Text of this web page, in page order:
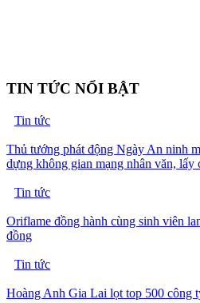
TIN TỨC NỔI BẬT
Tin tức
Thủ tướng phát động Ngày An ninh
dựng không gian mạng nhân văn, lấy
Tin tức
Oriflame đồng hành cùng sinh viên
đồng
Tin tức
Hoàng Anh Gia Lai lọt top 500 công